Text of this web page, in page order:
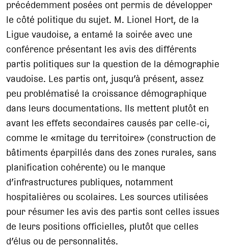
précédemment posées ont permis de développer
le côté politique du sujet. M. Lionel Hort, de la
Ligue vaudoise, a entamé la soirée avec une
conférence présentant les avis des différents
partis politiques sur la question de la démographie
vaudoise. Les partis ont, jusqu’à présent, assez
peu problématisé la croissance démographique
dans leurs documentations. Ils mettent plutôt en
avant les effets secondaires causés par celle-ci,
comme le «mitage du territoire» (construction de
bâtiments éparpillés dans des zones rurales, sans
planification cohérente) ou le manque
d’infrastructures publiques, notamment
hospitalières ou scolaires. Les sources utilisées
pour résumer les avis des partis sont celles issues
de leurs positions officielles, plutôt que celles
d’élus ou de personnalités.